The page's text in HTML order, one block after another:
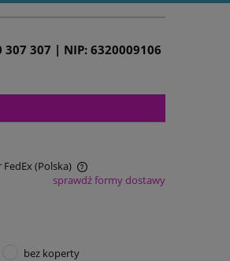
307 | NIP: 6320009106
FedEx (Polska)
sprawdź formy dostawy
bez koperty